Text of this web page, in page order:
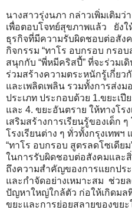
นางสาวรุ่งนภา กล่าวเพิ่มเติม
เพื่อตอบโจทย์สุขภาพแล้ว ยัง
ธุรกิจที่มีความรับผิดชอบต่อสัง
กิจกรรม “ทาโร อบกรอบ กรอ
สนุกกับ “พี่หมีคริสปี้” ที่จะร่วมเ
ร่วมสร้างความตระหนักรู้เกี่ย
และเพลิดเพลิน รวมทั้งการส่ง
ประเภท ประกอบด้วย 1.ขยะเปี
และ 4. ขยะอันตราย ให้ทางโร
เสริมสร้างการเรียนรู้ของเด็ก
โรงเรียนต่าง ๆ ทั่วทั้งกรุงเทพ
“ทาโร อบกรอบ สูตรลดโซเดีย
ในการรับผิดชอบต่อสังคมและ
ถึงความสำคัญของการแยกปร
และกำจัดอย่างเหมาะสม ช่วย
ปัญหาใหญ่ใกล้ตัว ก่อให้เกิดมล
ขยะและการย่อยสลายของขย